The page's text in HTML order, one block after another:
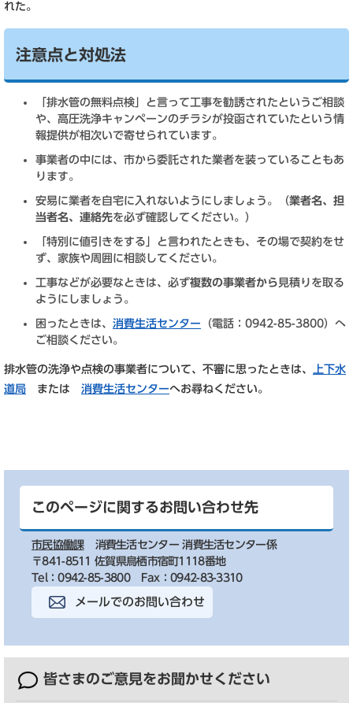
れた。
注意点と対処法
「排水管の無料点検」と言って工事を勧誘されたというご相談
や、高圧洗浄キャンペーンのチラシが投函されていたという情
報提供が相次いで寄せられています。
事業者の中には、市から委託された業者を装っていることもあ
ります。
安易に業者を自宅に入れないようにしましょう。（業者名、担
当者名、連絡先を必ず確認してください。）
「特別に値引きをする」と言われたときも、その場で契約をせ
ず、家族や周囲に相談してください。
工事などが必要なときは、必ず複数の事業者から見積りを取る
ようにしましょう。
困ったときは、 消費生活センター （電話：0942-85-3800）へ
ご相談ください。
排水管の洗浄や点検の事業者について、不審に思ったときは、
上下水
道局 または 消費生活センターへお尋ねください。
このページに関するお問い合わせ先
市民協働課
消費生活センター 消費生活センター係
〒841-8511 佐賀県鳥栖市宿町1118番地
Tel：0942-85-3800
Fax：0942-83-3310
メールでのお問い合わせ
皆さまのご意見をお聞かせください